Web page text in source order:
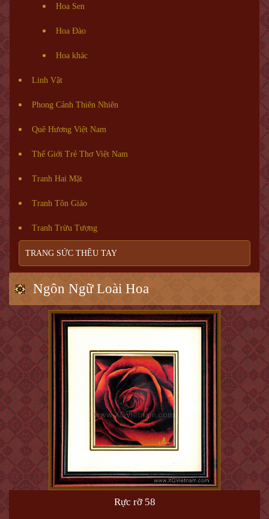
Hoa Sen
Hoa Đào
Hoa khác
Linh Vật
Phong Cảnh Thiên Nhiên
Quê Hương Việt Nam
Thế Giới Trẻ Thơ Việt Nam
Tranh Hai Mặt
Tranh Tôn Giáo
Tranh Trừu Tượng
TRANG SỨC THÊU TAY
Ngôn Ngữ Loài Hoa
Rực rỡ 58